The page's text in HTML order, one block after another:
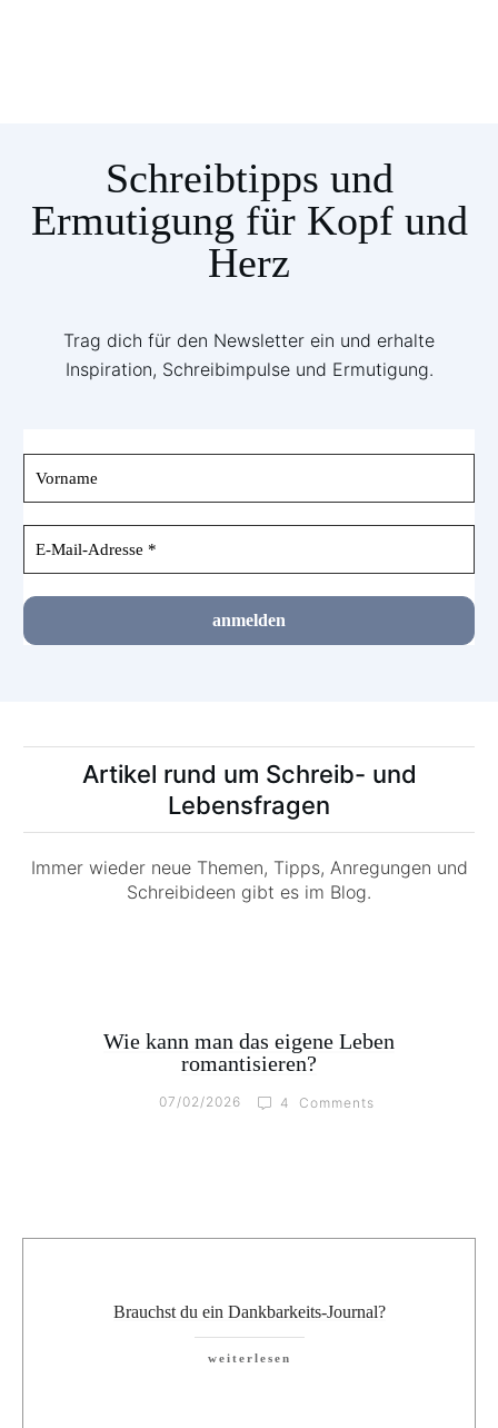
Schreibtipps und
Ermutigung für Kopf und
Herz
Trag dich für den Newsletter ein und erhalte
Inspiration, Schreibimpulse und Ermutigung.
Artikel rund um Schreib- und
Lebensfragen
Immer wieder neue Themen, Tipps, Anregungen und
Schreibideen gibt es im Blog.
Wie kann man das eigene Leben
romantisieren?
07/02/2026 4 Comments
Brauchst du ein Dankbarkeits-Journal?
weiterlesen